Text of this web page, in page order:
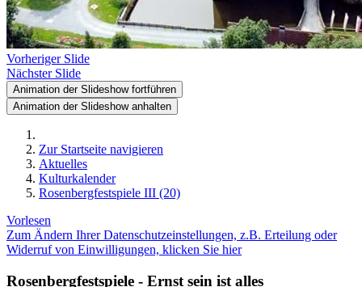
Vorheriger Slide
Nächster Slide
Animation der Slideshow fortführen
Animation der Slideshow anhalten
Zur Startseite navigieren
Aktuelles
Kulturkalender
Rosenbergfestspiele III (20)
Vorlesen
Zum Ändern Ihrer Datenschutzeinstellungen, z.B. Erteilung oder
Widerruf von Einwilligungen, klicken Sie hier
Rosenbergfestspiele - Ernst sein ist alles